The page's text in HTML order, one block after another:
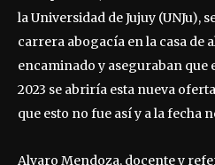
la Universidad de Jujuy (UNJu),
carrera abogacía en la casa de
encaminado y aseguraban que
2023 se abriría esta nueva
que esto no fue así y a la fecha
Alvaro Mendoza, docente y